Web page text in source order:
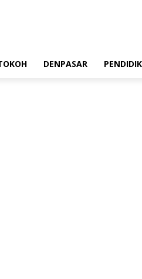
DENPASAR